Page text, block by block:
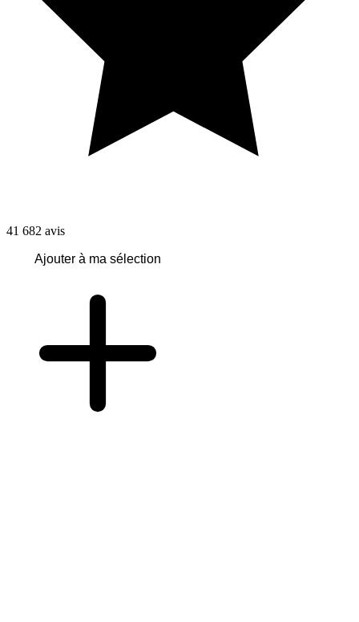
41 682 avis
Ajouter à ma sélection